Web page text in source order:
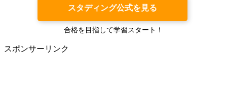
スタディング公式を見る
合格を目指して学習スタート！
スポンサーリンク